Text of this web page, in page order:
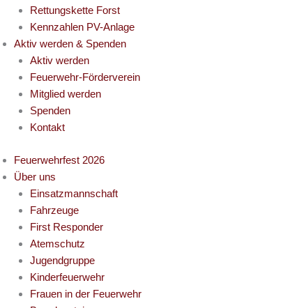
Rettungskette Forst
Kennzahlen PV-Anlage
Aktiv werden & Spenden
Aktiv werden
Feuerwehr-Förderverein
Mitglied werden
Spenden
Kontakt
Feuerwehrfest 2026
Über uns
Einsatzmannschaft
Fahrzeuge
First Responder
Atemschutz
Jugendgruppe
Kinderfeuerwehr
Frauen in der Feuerwehr